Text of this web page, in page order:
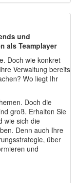
und
als Teamplayer
Doch wie konkret
Verwaltung bereits
Wo liegt Ihr
Doch die
groß. Erhalten Sie
wie sich die
Denn auch Ihre
über
und